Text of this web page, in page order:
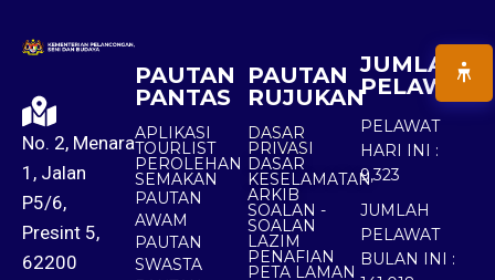
No. 2, Menara
1, Jalan
P5/6,
Presint 5,
62200
PAUTAN
PANTAS
APLIKASI
TOURLIST
PEROLEHAN
SEMAKAN
PAUTAN
AWAM
PAUTAN
SWASTA
PAUTAN
RUJUKAN
DASAR
PRIVASI
DASAR
KESELAMATAN
ARKIB
SOALAN -
SOALAN
LAZIM
PENAFIAN
PETA LAMAN
JUMLAH
PELAWAT
PELAWAT
HARI INI :
9,323
JUMLAH
PELAWAT
BULAN INI :